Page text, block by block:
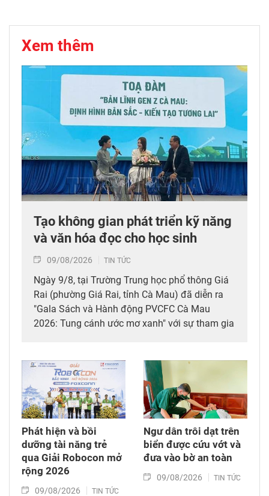
Xem thêm
Tạo không gian phát triển kỹ năng
và văn hóa đọc cho học sinh
09/08/2026 TIN TỨC
Ngày 9/8, tại Trường Trung học phổ thông Giá
Rai (phường Giá Rai, tỉnh Cà Mau) đã diễn ra
"Gala Sách và Hành động PVCFC Cà Mau
2026: Tung cánh ước mơ xanh" với sự tham gia
Phát hiện và bồi
dưỡng tài năng trẻ
qua Giải Robocon mở
rộng 2026
09/08/2026 TIN TỨC
Ngư dân trôi dạt trên
biển được cứu vớt và
đưa vào bờ an toàn
09/08/2026 TIN TỨC